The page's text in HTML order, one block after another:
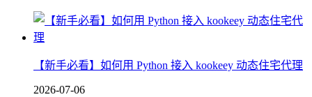
【新手必看】如何用 Python 接入 kookeey 动态住宅代理
2026-07-06